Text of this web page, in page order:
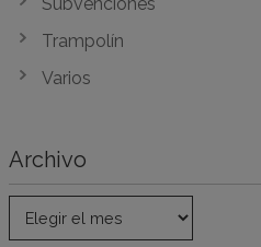
Trampolín
Varios
Archivo